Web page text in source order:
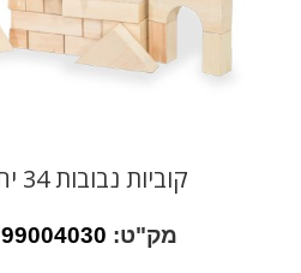
קוביות נבובות 34 יח'
מק"ט: 99004030